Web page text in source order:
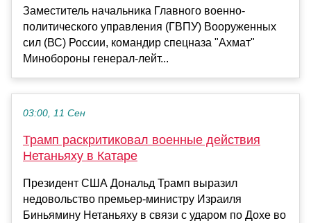
Заместитель начальника Главного военно-
политического управления (ГВПУ) Вооруженных
сил (ВС) России, командир спецназа "Ахмат"
Минобороны генерал-лейт...
03:00, 11 Сен
Трамп раскритиковал военные действия
Нетаньяху в Катаре
Президент США Дональд Трамп выразил
недовольство премьер-министру Израиля
Биньямину Нетаньяху в связи с ударом по Дохе во